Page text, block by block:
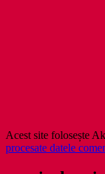
Acest site folosește
procesate datele